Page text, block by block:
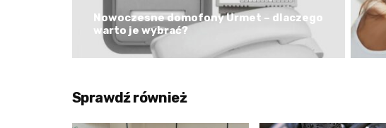
Nowoczesne domofony Urmet – dlaczego
warto je wybrać?
Sprawdź również